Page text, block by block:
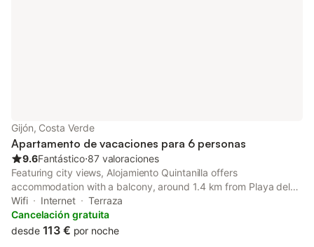
Gijón, Costa Verde
Apartamento de vacaciones para 6 personas
9.6Fantástico⋅87 valoraciones
Featuring city views, Alojamiento Quintanilla offers
accommodation with a balcony, around 1.4 km from Playa del
Arbeyal. Among the facilities at this property are a lift and a tour
desk, along with free WiFi throughout the property.
Wifi Internet
Terraza
Cancelación gratuita
desde 113 € por noche